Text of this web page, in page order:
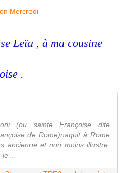
Leïa , à ma cousine
.
(ou sainte Françoise dite
de Rome)naquit à Rome
ancienne et non moins illustre.
...